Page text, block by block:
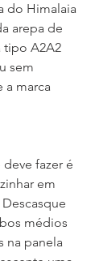
do Himalaia
arepa de
tipo A2A2
sem
a marca
fazer é
em
médios
na panela